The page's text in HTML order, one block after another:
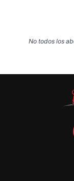
No todos los